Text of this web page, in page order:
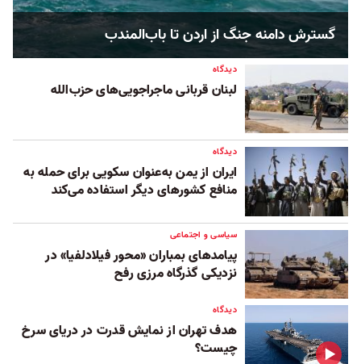
گسترش دامنه جنگ از اردن تا باب‌المندب
دیدگاه
لبنان قربانی ماجراجویی‌های حزب‌الله
دیدگاه
ایران از یمن به‌عنوان سکویی برای حمله به
منافع کشورهای دیگر استفاده می‌کند
سیاسی و اجتماعی
پیامدهای بمباران «محور فیلادلفیا» در
نزدیکی گذرگاه مرزی رفح
دیدگاه
هدف تهران از نمایش قدرت در دریای سرخ
چیست؟